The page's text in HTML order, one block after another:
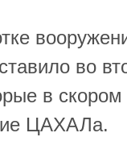
во
в
ЦАХАЛа.